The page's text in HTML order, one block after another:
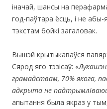
іначай, шансы на
год-паўтара ёсць, і не абы-
тэкстам бойкі загаловак.
Вышэй крытыкаваўся
Сярод яго тэзісаў: «
грамадствам, 70% якога,
адкрыта не п
апытання была якраз у